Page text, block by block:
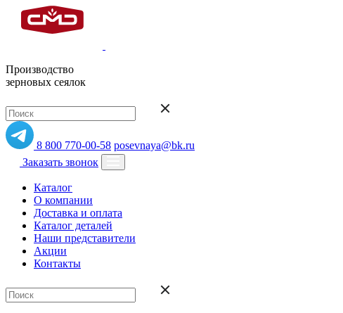
Производство
зерновых сеялок
8 800 770-00-58 posevnaya@bk.ru
Заказать звонок
Каталог
О компании
Доставка и оплата
Каталог деталей
Наши представители
Акции
Контакты